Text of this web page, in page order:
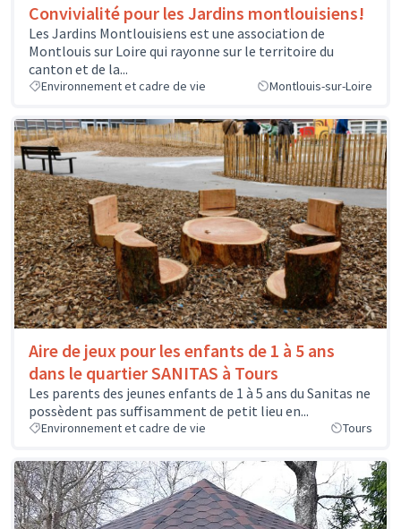
Convivialité pour les Jardins montlouisiens!
Les Jardins Montlouisiens est une association de
Montlouis sur Loire qui rayonne sur le territoire du
canton et de la...
Environnement et cadre de vie Montlouis-sur-Loire
Aire de jeux pour les enfants de 1 à 5 ans
dans le quartier SANITAS à Tours
Les parents des jeunes enfants de 1 à 5 ans du Sanitas ne
possèdent pas suffisamment de petit lieu en...
Environnement et cadre de vie Tours